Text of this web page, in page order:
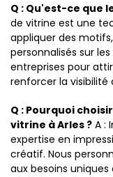
Q : Qu'est-ce que
de vitrine est une
appliquer des
personnalisés sur
entreprises pour
renforcer la visibilité
Q : Pourquoi
vitrine à Arles ? A :
expertise en
créatif. Nous
aux besoins